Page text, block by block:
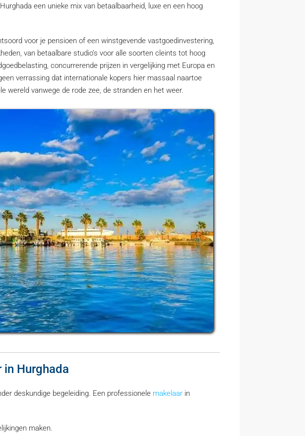
een unieke mix van betaalbaarheid, luxe en een hoog
voor je pensioen of een winstgevende vastgoedinvestering,
van betaalbare studio’s voor alle soorten cleints tot hoog
concurrerende prijzen in vergelijking met Europa en
verrassing dat internationale kopers hier massaal naartoe
wereld vanwege de rode zee, de stranden en het weer.
in Hurghada
deskundige begeleiding. Een professionele makelaar in
maken.